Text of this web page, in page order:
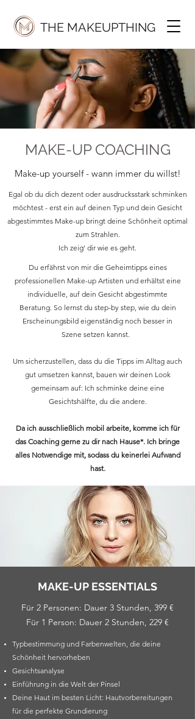
THE MAKEUPTHING
MAKE-UP COACHING
Make-up yourself - wann immer du willst!
Egal ob du dich dezent oder ausdrucksstark schminken
möchtest - erst ein auf deinen Typ und dein Gesicht
abgestimmtes Make-up bringt deine Schönheit optimal
zum Strahlen.
Ich zeig' dir wie es geht.
Du erfährst von mir die Geheimtipps eines
professionellen Make-up Artisten und erhältst eine
individuelle, auf dein Gesicht abgestimmte
Beratung. So lernst du step-by step, wie du dein
Erscheinungsbild eigenständig noch besser in
Szene setzen kannst.
Um sicherzustellen, dass du die Tipps im Alltag auch
gut umsetzen kannst, bauen wir deinen Look
gemeinsam auf: Ich schminke deine eine
Gesichtshälfte, du die andere.
Da ich ausschließlich mobil arbeite, komme ich für
das Coaching gerne zu dir nach Hause*. Ich bringe
alles Notwendige mit, sodass du keinerlei Aufwand
hast.
MAKE-UP ESSENTIALS
Für 2 Personen: Dauer 3 Stunden, 399 €
Für 1 Person: Dauer 2 Stunden, 229 €
Typbestimmung und Farbenwelten, die deine
Schönheit hervorheben
Gesichtsanalyse
Einführung in die Welt der Pinsel
Deine Haut im besten Licht: Hautvorbereitungen
für die perfekte Grundierung